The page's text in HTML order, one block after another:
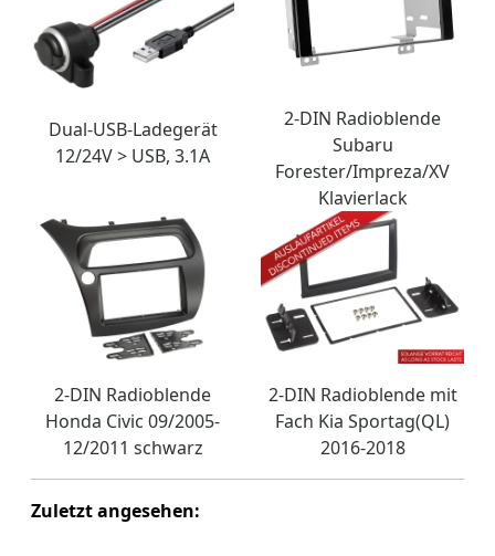
Dual-USB-Ladegerät
12/24V > USB, 3.1A
2-DIN Radioblende
Subaru
Forester/Impreza/XV
Klavierlack
2-DIN Radioblende
Honda Civic 09/2005-
12/2011 schwarz
2-DIN Radioblende mit
Fach Kia Sportag(QL)
2016-2018
Zuletzt angesehen: